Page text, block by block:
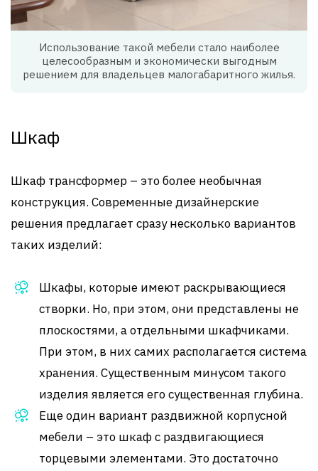
Использование такой мебели стало наиболее
целесообразным и экономически выгодным
решением для владельцев малогабаритного жилья.
Шкаф
Шкаф трансформер – это более необычная
конструкция. Современные дизайнерские
решения предлагает сразу несколько вариантов
таких изделий:
Шкафы, которые имеют раскрывающиеся
створки. Но, при этом, они представлены не
плоскостями, a отдельными шкафчиками.
При этом, в них самих располагается система
хранения. Существенным минусом такого
изделия является его существенная глубина.
Еще один вариант раздвижной корпусной
мебели – это шкаф с раздвигающиеся
торцевыми элементами. Это достаточно